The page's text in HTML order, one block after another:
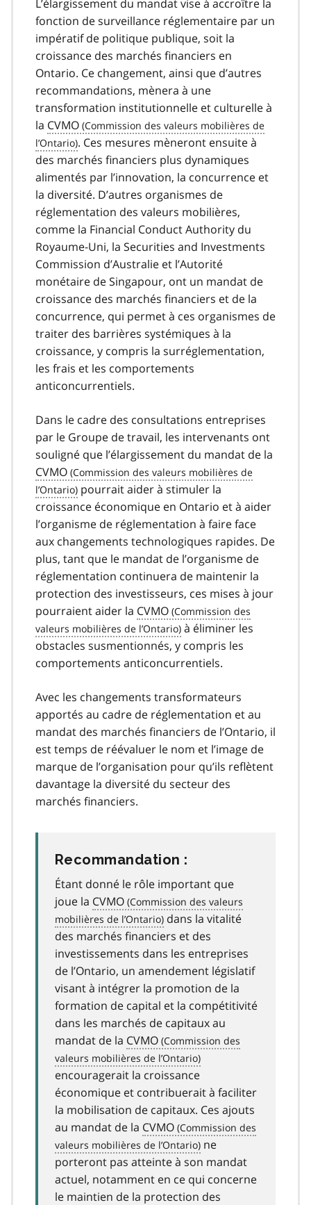
L’élargissement du mandat vise à accroître la
fonction de surveillance réglementaire par un
impératif de politique publique, soit la
croissance des marchés financiers en
Ontario. Ce changement, ainsi que d’autres
recommandations, mènera à une
transformation institutionnelle et culturelle à
la CVMO
. Ces mesures mèneront ensuite à
des marchés financiers plus dynamiques
alimentés par l’innovation, la concurrence et
la diversité. D’autres organismes de
réglementation des valeurs mobilières,
comme la Financial Conduct Authority du
Royaume-Uni, la Securities and Investments
Commission d’Australie et l’Autorité
monétaire de Singapour, ont un mandat de
croissance des marchés financiers et de la
concurrence, qui permet à ces organismes de
traiter des barrières systémiques à la
croissance, y compris la surréglementation,
les frais et les comportements
anticoncurrentiels.
Dans le cadre des consultations entreprises
par le Groupe de travail, les intervenants ont
souligné que l’élargissement du mandat de la
CVMO
pourrait aider à stimuler la
croissance économique en Ontario et à aider
l’organisme de réglementation à faire face
aux changements technologiques rapides. De
plus, tant que le mandat de l’organisme de
réglementation continuera de maintenir la
protection des investisseurs, ces mises à jour
pourraient aider la CVMO
à éliminer les
obstacles susmentionnés, y compris les
comportements anticoncurrentiels.
Avec les changements transformateurs
apportés au cadre de réglementation et au
mandat des marchés financiers de l’Ontario, il
est temps de réévaluer le nom et l’image de
marque de l’organisation pour qu’ils reflètent
davantage la diversité du secteur des
marchés financiers.
Recommandation :
Étant donné le rôle important que
joue la CVMO
dans la vitalité
des marchés financiers et des
investissements dans les entreprises
de l’Ontario, un amendement législatif
visant à intégrer la promotion de la
formation de capital et la compétitivité
dans les marchés de capitaux au
mandat de la CVMO
encouragerait la croissance
économique et contribuerait à faciliter
la mobilisation de capitaux. Ces ajouts
au mandat de la CVMO
ne
porteront pas atteinte à son mandat
actuel, notamment en ce qui concerne
le maintien de la protection des